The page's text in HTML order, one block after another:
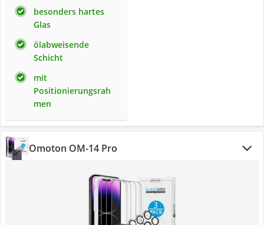
besonders hartes
Glas
ölabweisende
Schicht
mit
Positionierungsrah
men
Omoton OM-14 Pro